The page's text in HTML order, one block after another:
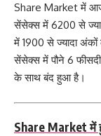
Share Market में आज
सेंसेक्स में 6200 से
में 1900 से ज्यादा अंकों
सेंसेक्स में पौने 6 फीसदी
के साथ बंद हुआ है।
Share Market में